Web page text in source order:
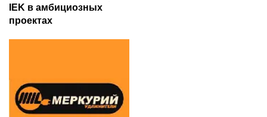
IEK в амбициозных
проектах